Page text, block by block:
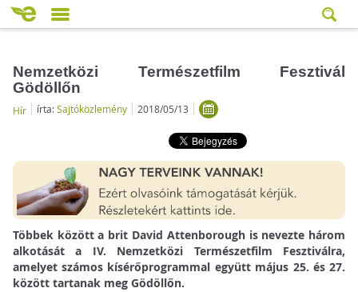
Nemzetközi Természetfilm Fesztivál
Gödöllőn
Hír írta:Sajtóközlemény 2018/05/13
Többek között a brit David Attenborough is nevezte három
alkotását a IV. Nemzetközi Természetfilm Fesztiválra,
amelyet számos kísérőprogrammal együtt május 25. és 27.
között tartanak meg Gödöllőn.